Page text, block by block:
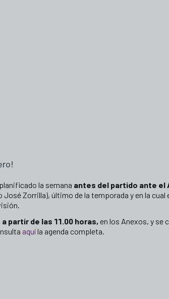
la semana antes del partido ante
Zorrilla), último de la temporada y en la cual
partir de las 11.00 horas, en los Anexos, y se
aquíla agenda completa.